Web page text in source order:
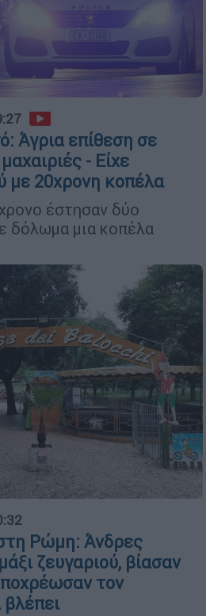
Άγρια επίθεση σε
- Είχε
με 20χρονη κοπέλα
έστησαν δύο
δόλωμα μια κοπέλα
Ρώμη: Άνδρες
ζευγαριού, βίασαν
τον